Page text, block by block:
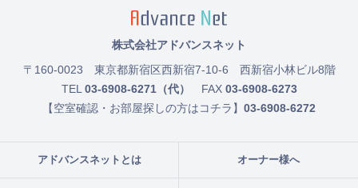
アドバンスネットとは オーナー様へ
株式会社アドバンスネット
〒160-0023 東京都新宿区西新宿7-10-6 西新宿小林ビル8階
TEL 03-6908-6271（代） FAX 03-6908-6273
【空室確認・お部屋探しの方はコチラ】 03-6908-6272